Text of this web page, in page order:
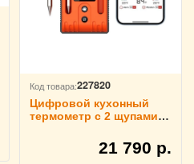
Код товара:227820
Цифровой кухонный
термометр с 2 щупами,
ThermoPro, TP96221 790 р.